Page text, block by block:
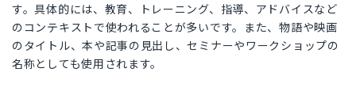
す。具体的には、教育、トレーニング、指導、アドバイスなど
のコンテキストで使われることが多いです。また、物語や映画
のタイトル、本や記事の見出し、セミナーやワークショップの
名称としても使用されます。